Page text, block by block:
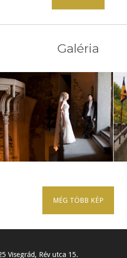
Galéria
MÉG TÖBB KÉP
Visegrád, Rév utca 15.